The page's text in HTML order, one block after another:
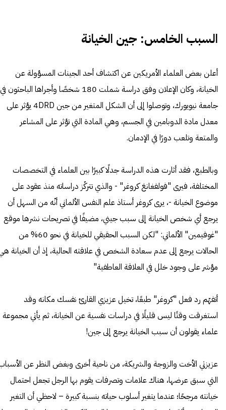
السبب الخامس: جين الخيانة
أعلن بعض العلماء الأمريكين عن اكتشاف أحد الجينات المسؤولة عن
الخيانة، وكان الإعلان وفق دراسة شملت 180 شخصًا وأجراها الباحثون في
جامعة نيويورك، وتوصلوا إلى أن الشكل المتغير من جين 4DRD يؤثر على
معدل مادة الدوبامين في الجسم، وهي المادة التي تؤثر على المشاعر
والمتعة وتلعب دورًا في الإدمان.
وبالطبع، فقد أثارت هذه الدراسة جدلًا كبيرًا بين العلماء في التخصصات
المختلفة، فيرى "فولفغانغ كروغر" - والذي تتركّز دراساته منذ عقود على
موضوع الخيانة -، يرى كروغر أستاذ علم النفس الألماني أنّه من السهل أن
يرجع أي شخص الخيانة إلى سبب جيني، مضيفًا في تصريحات نشرها موقع
"غوفيمين" الألماني: "لكن السبب الحقيقي للخيانة في نحو 60% من
الحالات يرجع إلى عدم سعادة الشخص في علاقته الحالية، إذ أن الخيانة
مؤشر على وجود خلل في العلاقة العاطفية"
أتفهّم رد فعل "كروغر" طبعًا، تخيل عزيزي القارئ نفسك مكانه وقد
استغرقت وقتًا ليس قليلًا في دراسات نفسية عن الخيانة، ثم يأتي مجموعة
علماء يقولون أن سبب الخيانة يرجع إلى جين!
عزيزتي الأخت والزوجة والشريكة، من ناحية أخرى وبغض النظر عن
التي سبق عرضها، هناك علامات وتصرفات يقوم بها الرجل تجعل احتمال
خيانته مرجحًا؛ عندما يتغير أسلوب حياته بنسبة كبيرة – لاحظي أن التغير